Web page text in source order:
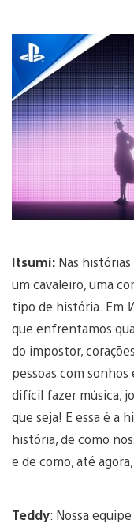
Itsumi: Nas
um cavaleiro, uma
tipo de história. Em
que enfrentamos
do impostor,
pessoas com
difícil fazer música,
que seja! E essa é a
história, de como
e de como, até
Teddy: Nossa